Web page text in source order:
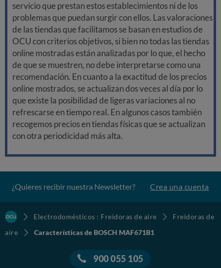
servicio que prestan estos establecimientos ni de los
problemas que puedan surgir con ellos. Las valoraciones
de las tiendas que facilitamos se basan en estudios de
OCU con criterios objetivos, si bien no todas las tiendas
online mostradas están analizadas por lo que, el hecho
de que se muestren, no debe interpretarse como una
recomendación. En cuanto a la exactitud de los precios
online mostrados, se actualizan dos veces al día por lo
que existe la posibilidad de ligeras variaciones al no
refrescarse en tiempo real. En algunos casos también
recogemos precios en tiendas físicas que se actualizan
con otra periodicidad más alta.
¿Quieres recibir nuestra Newsletter? Crea una cuenta
Electrodomésticos : Freidoras de aire
Freidoras de
aire
Características de BOSCH MAF671B1
900 055 105